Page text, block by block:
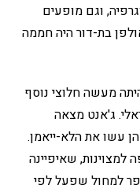
וגם מופעים
בת-דור היה חממה
מעשה חלוצי נוסף
ג'אנט מצאה
עשו את הלא-ייאמן.
שאיפיינה
למחול שפעל לפי